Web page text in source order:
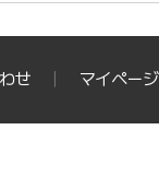
せ マイページ